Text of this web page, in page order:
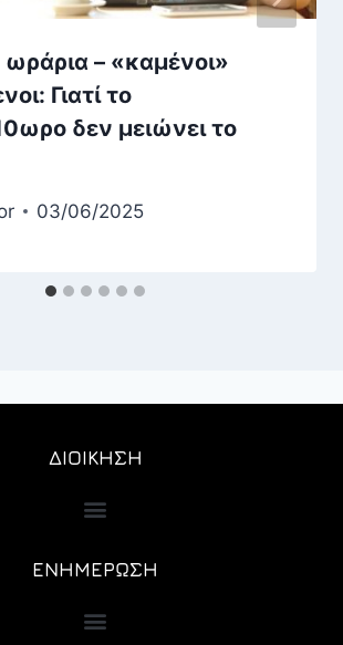
ωράρια – «καμένοι»
Γιατί το
δεν μειώνει το
03/06/2025
ΔΙΟΙΚΗΣΗ
ΕΝΗΜΕΡΩΣΗ